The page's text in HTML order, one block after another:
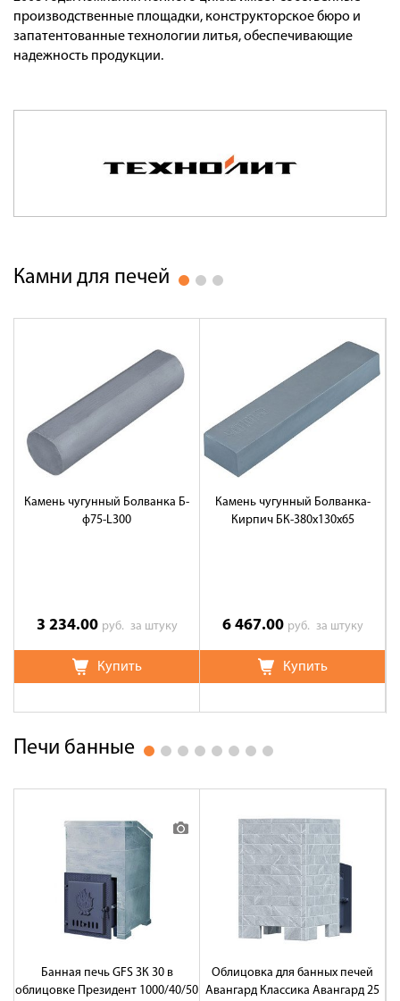
Оплата
Доставка
производственные площадки, конструкторское бюро и
запатентованные технологии литья, обеспечивающие
надежность продукции.
Камни для печей
Камень чугунный Болванка Б-
ф75-L300
3 234.00 руб. за штуку
Купить
Камень чугунный Болванка-
Кирпич БК-380х130х65
6 467.00 руб. за штуку
Купить
Печи банные
Банная печь GFS ЗК 30 в
облицовке Президент 1000/40/50
Облицовка для банных печей
Авангард Классика Авангард 25